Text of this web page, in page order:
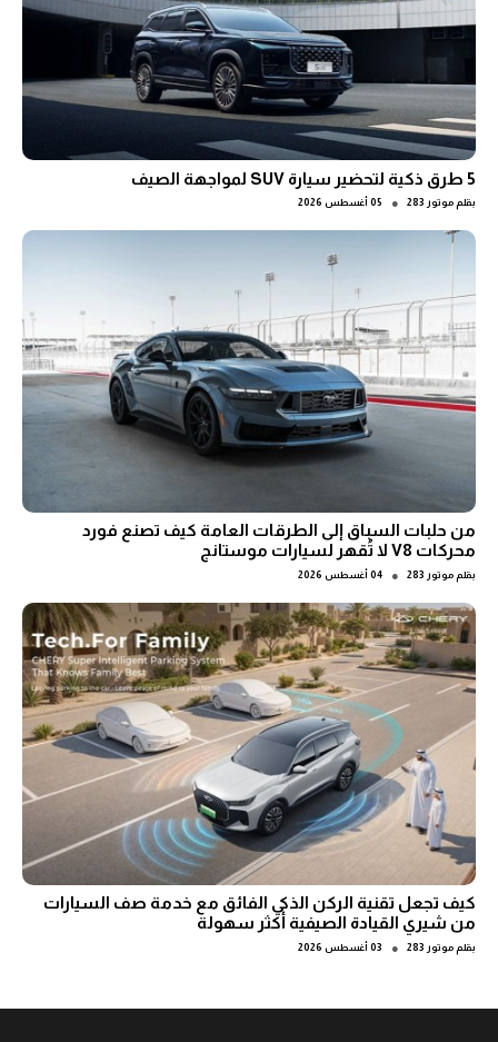
5 طرق ذكية لتحضير سيارة SUV لمواجهة الصيف
بقلم موتور 283 ● 05 أغسطس 2026
من حلبات السباق إلى الطرقات العامة كيف تصنع فورد
محركات V8 لا تُقهر لسيارات موستانج
بقلم موتور 283 ● 04 أغسطس 2026
كيف تجعل تقنية الركن الذكي الفائق مع خدمة صف السيارات
من شيري القيادة الصيفية أكثر سهولة
بقلم موتور 283 ● 03 أغسطس 2026